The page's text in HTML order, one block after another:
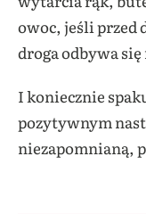
owoc, jeśli przed
droga odbywa się
I koniecznie
pozytywnym
niezapomnianą,